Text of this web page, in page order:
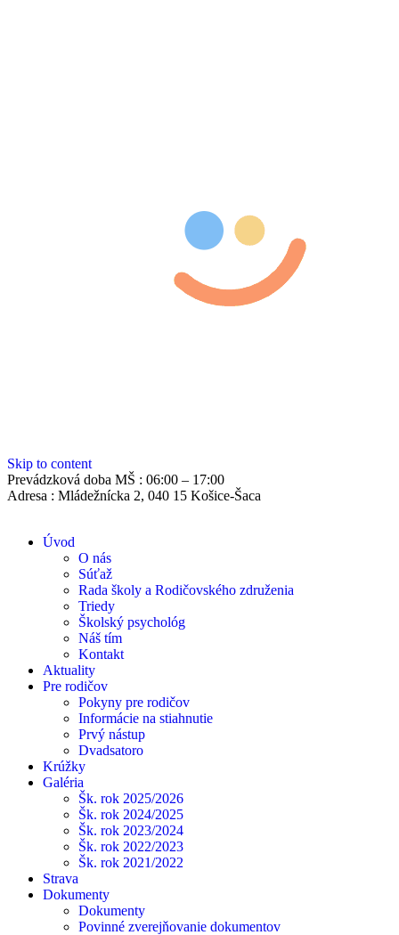
Skip to content
Prevádzková doba MŠ : 06:00 – 17:00
Adresa : Mládežnícka 2, 040 15 Košice-Šaca
Úvod
O nás
Súťaž
Rada školy a Rodičovského združenia
Triedy
Školský psychológ
Náš tím
Kontakt
Aktuality
Pre rodičov
Pokyny pre rodičov
Informácie na stiahnutie
Prvý nástup
Dvadsatoro
Krúžky
Galéria
Šk. rok 2025/2026
Šk. rok 2024/2025
Šk. rok 2023/2024
Šk. rok 2022/2023
Šk. rok 2021/2022
Strava
Dokumenty
Dokumenty
Povinné zverejňovanie dokumentov